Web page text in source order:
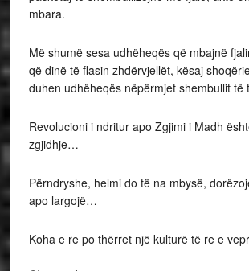
mbara.
Më shumë sesa udhëheqës që mbajnë
që dinë të flasin zhdërvjellët, kësaj
duhen udhëheqës nëpërmjet shembullit të
Revolucioni i ndritur apo Zgjimi i Madh
zgjidhje…
Përndryshe, helmi do të na mbysë,
apo largojë…
Koha e re po thërret një kulturë të re e